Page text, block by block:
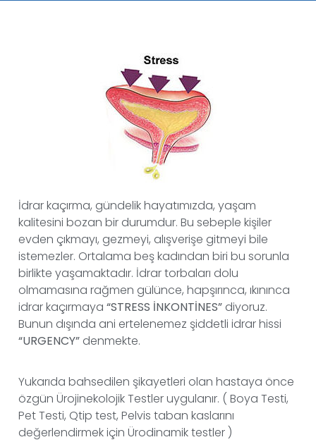
İdrar kaçırma, gündelik hayatımızda, yaşam
kalitesini bozan bir durumdur. Bu sebeple kişiler
evden çıkmayı, gezmeyi, alışverişe gitmeyi bile
istemezler. Ortalama beş kadından biri bu sorunla
birlikte yaşamaktadır. İdrar torbaları dolu
olmamasına rağmen gülünce, hapşırınca, ıkınınca
idrar kaçırmaya “STRESS İNKONTİNES” diyoruz.
Bunun dışında ani ertelenemez şiddetli idrar hissi
“URGENCY” denmekte.
Yukarıda bahsedilen şikayetleri olan hastaya önce
özgün Ürojinekolojik Testler uygulanır. ( Boya Testi,
Pet Testi, Qtip test, Pelvis taban kaslarını
değerlendirmek için Ürodinamik testler )